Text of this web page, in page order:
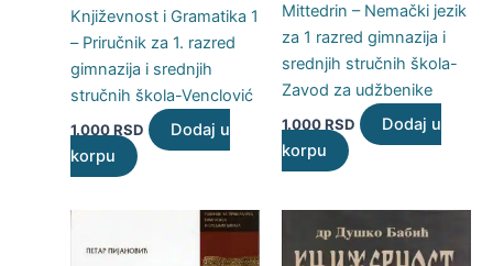
Književnost i Gramatika 1
– Priručnik za 1. razred
gimnazija i srednjih
stručnih škola-Venclović
1.000RSD
Dodaj u
korpu
Mittedrin – Nemački jezik
za 1 razred gimnazija i
srednjih stručnih škola-
Zavod za udžbenike
1.000RSD
Dodaj u
korpu